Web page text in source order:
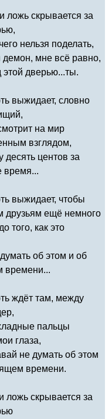
ложь скрывается за
нельзя поделать,
демон, мне всё равно,
этой дверью...ты.
выжидает, словно
на мир
взглядом,
десять центов за
время...
выжидает, чтобы
друзьям ещё немного
того, как это
об этом и об
времени...
ждёт там, между
пальцы
глаза,
не думать об этом
времени.
ложь скрывается за